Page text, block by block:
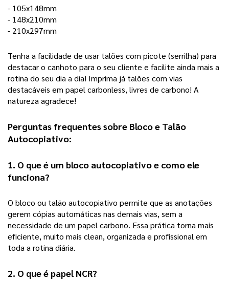
- 105x148mm
- 148x210mm
- 210x297mm
Tenha a facilidade de usar talões com picote (serrilha) para
destacar o canhoto para o seu cliente e facilite ainda mais a
rotina do seu dia a dia! Imprima já talões com vias
destacáveis em papel carbonless, livres de carbono! A
natureza agradece!
Perguntas frequentes sobre Bloco e Talão
Autocopiativo:
1. O que é um bloco autocopiativo e como ele
funciona?
O bloco ou talão autocopiativo permite que as anotações
gerem cópias automáticas nas demais vias, sem a
necessidade de um papel carbono. Essa prática torna mais
eficiente, muito mais clean, organizada e profissional em
toda a rotina diária.
2. O que é papel NCR?